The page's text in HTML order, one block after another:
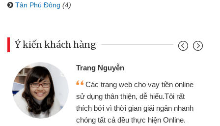
Tân Phú Đông (4)
Ý kiến khách hàng
Trang Nguyễn
Các trang web cho vay tiền online
sử dụng thân thiện, dễ hiểu.Tôi rất
thích bởi vì thời gian giải ngân nhanh
chóng tất cả đều thực hiện Online.